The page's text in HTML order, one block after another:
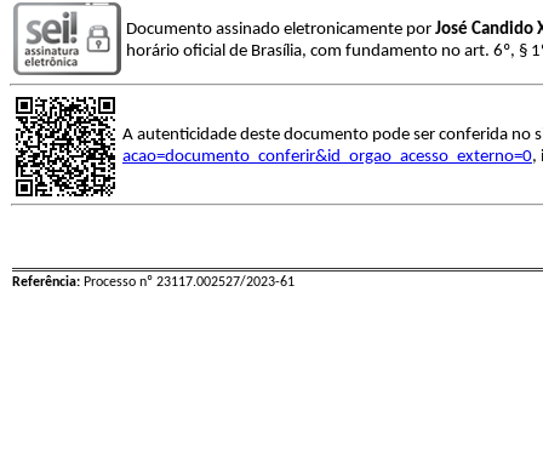
Documento assinado eletronicamente por José Candido
horário oficial de Brasília, com fundamento no art. 6º, §
A autenticidade deste documento pode ser conferida no
acao=documento_conferir&id_orgao_acesso_externo=0,
Referência: Processo nº 23117.002527/2023-61